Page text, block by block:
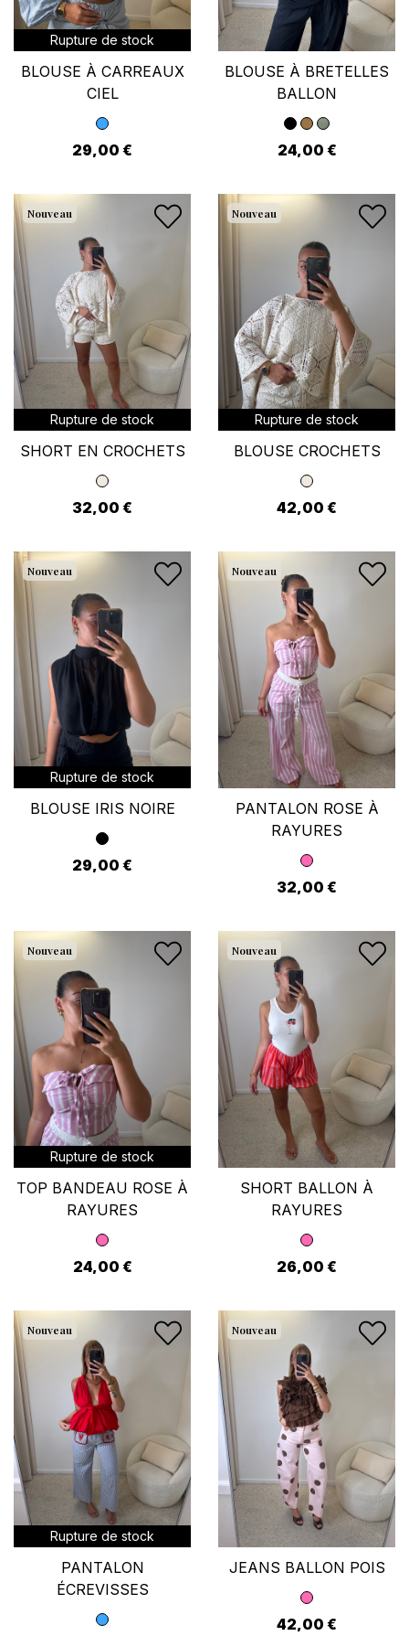
Rupture de stock
BLOUSE À CARREAUX
CIEL
29,00 €
BLOUSE À BRETELLES
BALLON
24,00 €
Nouveau
Rupture de stock
SHORT EN CROCHETS
32,00 €
Nouveau
Rupture de stock
BLOUSE CROCHETS
42,00 €
Nouveau
Rupture de stock
BLOUSE IRIS NOIRE
29,00 €
Nouveau
PANTALON ROSE À
RAYURES
32,00 €
Nouveau
Rupture de stock
TOP BANDEAU ROSE À
RAYURES
24,00 €
Nouveau
SHORT BALLON À
RAYURES
26,00 €
Nouveau
Rupture de stock
PANTALON
ÉCREVISSES
Nouveau
JEANS BALLON POIS
42,00 €